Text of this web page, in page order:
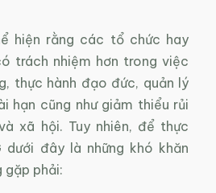
hiện rằng các tổ chức hay
trách nhiệm hơn trong việc
thực hành đạo đức, quản lý
hạn cũng như giảm thiểu rủi
xã hội. Tuy nhiên, để thực
dưới đây là những khó khăn
gặp phải: